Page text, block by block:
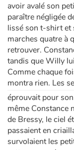
avoir avalé son
paraître négligée
lissé son t-shirt et
marches quatre à
retrouver.
tandis que Willy
Comme chaque
montra rien. Les
éprouvait pour
même Constance
de Bressy, le ciel
passaient en
survolaient les